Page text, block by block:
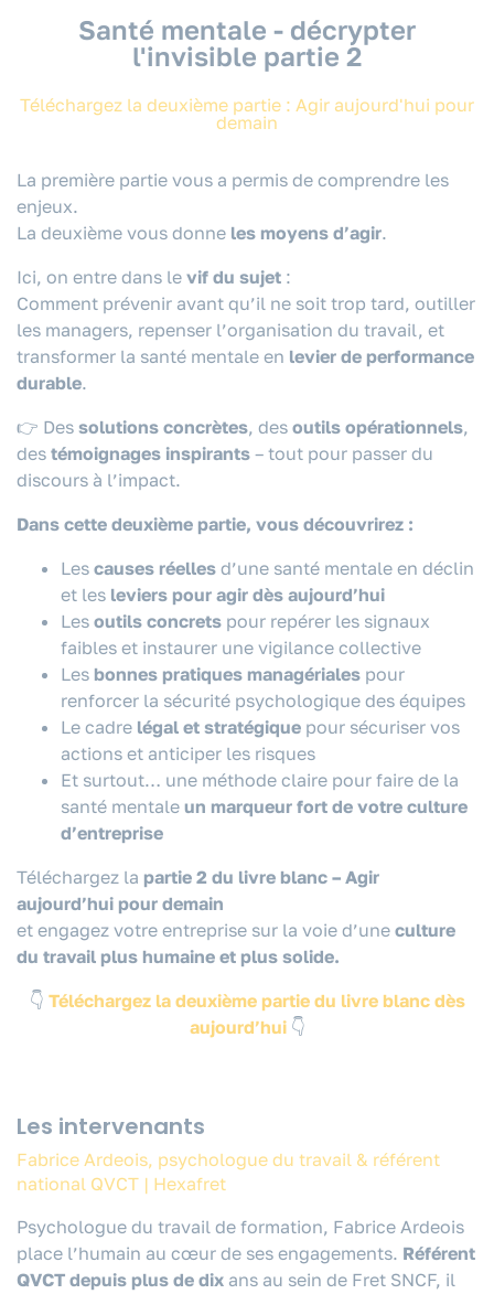
Santé mentale - décrypter
l'invisible partie 2
Téléchargez la deuxième partie : Agir aujourd'hui pour
demain
La première partie vous a permis de comprendre les
enjeux.
La deuxième vous donne les moyens d’agir.
Ici, on entre dans le vif du sujet :
Comment prévenir avant qu’il ne soit trop tard, outiller
les managers, repenser l’organisation du travail, et
transformer la santé mentale en levier de performance
durable.
👉 Des solutions concrètes, des outils opérationnels,
des témoignages inspirants – tout pour passer du
discours à l’impact.
Dans cette deuxième partie, vous découvrirez :
Les causes réelles d’une santé mentale en déclin
et les leviers pour agir dès aujourd’hui
Les outils concrets pour repérer les signaux
faibles et instaurer une vigilance collective
Les bonnes pratiques managériales pour
renforcer la sécurité psychologique des équipes
Le cadre légal et stratégique pour sécuriser vos
actions et anticiper les risques
Et surtout… une méthode claire pour faire de la
santé mentale un marqueur fort de votre culture
d’entreprise
Téléchargez la partie 2 du livre blanc – Agir
aujourd’hui pour demain
et engagez votre entreprise sur la voie d’une culture
du travail plus humaine et plus solide.
👇 Téléchargez la deuxième partie du livre blanc dès
aujourd’hui 👇
Les intervenants
Fabrice Ardeois, psychologue du travail & référent
national QVCT | Hexafret
Psychologue du travail de formation, Fabrice Ardeois
place l’humain au cœur de ses engagements. Référent
QVCT depuis plus de dix ans au sein de Fret SNCF, il